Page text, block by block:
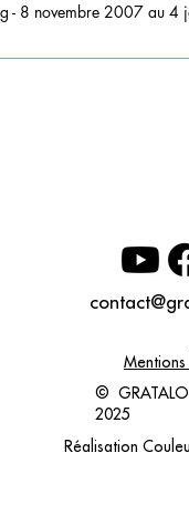
- 8 novembre 2007 au 4
©
2025
Réalisation